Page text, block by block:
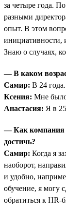
за четыре года.
разными
опыт. В этом
инициативности,
Знаю о случаях,
— В каком
Самир: В 24 года.
Ксения: Мне
Анастасия: Я в
— Как компания
достичь?
Самир: Когда я
наоборот,
и удобно,
обучение, я могу
обратиться к HR-